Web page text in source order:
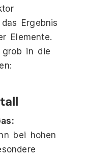
Ergebnis
Elemente.
grob in die
bei hohen